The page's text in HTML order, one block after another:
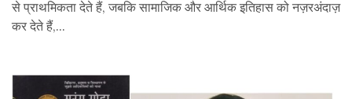
से प्राथमिकता देते हैं, जबकि सामाजिक और आर्थिक इतिहास को नज़रअंदाज़
कर देते हैं,...